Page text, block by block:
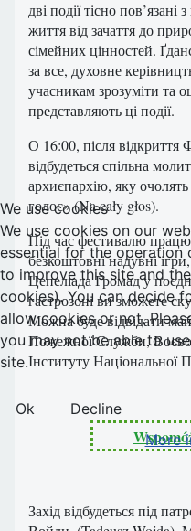
дві події тісно
життя від зачаття до
сімейних цінностей.
за все, духовне
учасникам зрозуміти та
представляють ці події.
О 16:00, після
відбудеться спільна
архиєпархію, яку
голос» (Na cały głos).
Під час фестивалю
безкоштовні надувні
Цепеліада Громад у
гастрозоні ви зможете
Можна буде відвідати
Пожежної Служби,
Інституту Національної
Захід відбудеться під
We use cookies
We use cookies on our
essential for the operation
to improve this site and
cookies). You can decide
allow cookies or not.
you may not be able to
site.
Ok
Decline
More